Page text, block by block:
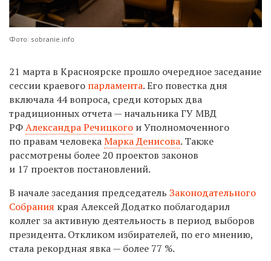
Фото: sobranie.info
21 марта в Красноярске прошло очередное заседание
сессии краевого парламента. Его повестка дня
включала 44 вопроса, среди которых два
традиционных отчета — начальника ГУ МВД
РФАлександра Речицкого и Уполномоченного
по правам человекаМарка Денисова. Также
рассмотрены более 20 проектов законов
и 17 проектов постановлений.
В начале заседания председатель Законодательного
Собрания края Алексей Додатко поблагодарил
коллег за активную деятельность в период выборов
президента. Откликом избирателей, по его мнению,
стала рекордная явка — более 77 %.